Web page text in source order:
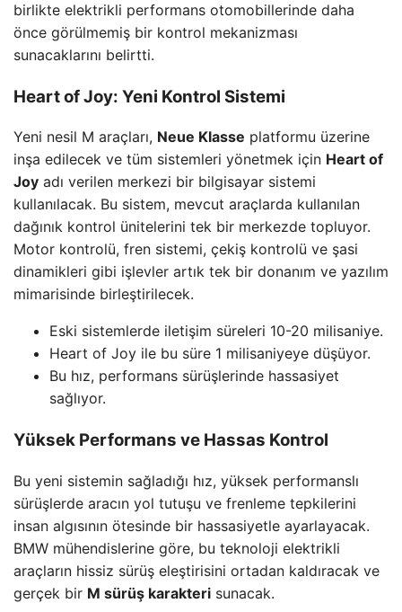
birlikte elektrikli performans otomobillerinde daha
önce görülmemiş bir kontrol mekanizması
sunacaklarını belirtti.
Heart of Joy: Yeni Kontrol Sistemi
Yeni nesil M araçları, Neue Klasse platformu üzerine
inşa edilecek ve tüm sistemleri yönetmek için Heart of
Joy adı verilen merkezi bir bilgisayar sistemi
kullanılacak. Bu sistem, mevcut araçlarda kullanılan
dağınık kontrol ünitelerini tek bir merkezde topluyor.
Motor kontrolü, fren sistemi, çekiş kontrolü ve şasi
dinamikleri gibi işlevler artık tek bir donanım ve yazılım
mimarisinde birleştirilecek.
Eski sistemlerde iletişim süreleri 10-20 milisaniye.
Heart of Joy ile bu süre 1 milisaniyeye düşüyor.
Bu hız, performans sürüşlerinde hassasiyet
sağlıyor.
Yüksek Performans ve Hassas Kontrol
Bu yeni sistemin sağladığı hız, yüksek performanslı
sürüşlerde aracın yol tutuşu ve frenleme tepkilerini
insan algısının ötesinde bir hassasiyetle ayarlayacak.
BMW mühendislerine göre, bu teknoloji elektrikli
araçların hissiz sürüş eleştirisini ortadan kaldıracak ve
gerçek bir M sürüş karakteri sunacak.